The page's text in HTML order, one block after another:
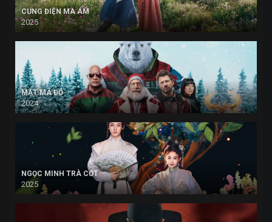
CUNG ĐIỆN MA ÁM
2025
MẬT MÃ ĐỎ
2024
NGỌC MINH TRÀ CỐT
2025